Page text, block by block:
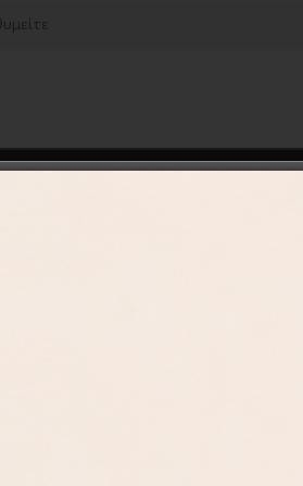
ΠΡΟΣΘΉΚΗ ΣΤΟ ΚΑΛΆΘΙ